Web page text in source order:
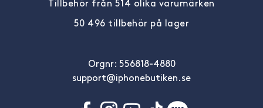
Tillbehör från 514 olika varumärken
50 496 tillbehör på lager
Orgnr: 556818-4880
support@iphonebutiken.se